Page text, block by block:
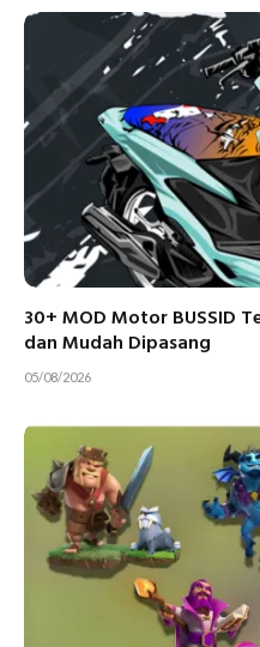
30+ MOD Motor BUSSID
dan Mudah Dipasang
05/08/2026